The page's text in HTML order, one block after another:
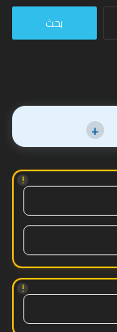
البحث
+
!
!